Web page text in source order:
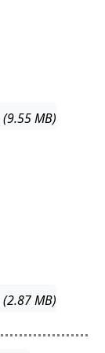
(9.55 MB)
(2.87 MB)